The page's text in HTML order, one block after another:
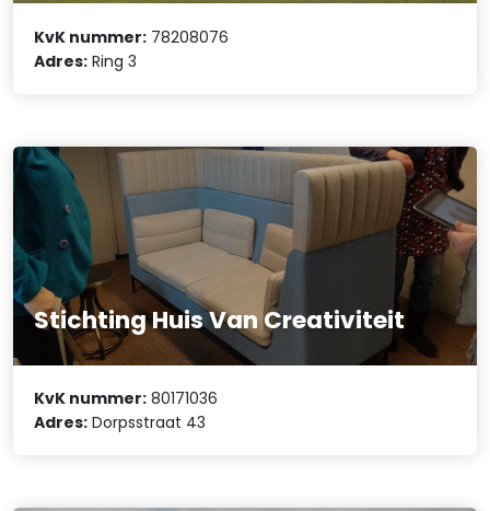
KvK nummer: 78208076
Adres: Ring 3
Stichting Huis Van Creativiteit
KvK nummer: 80171036
Adres: Dorpsstraat 43